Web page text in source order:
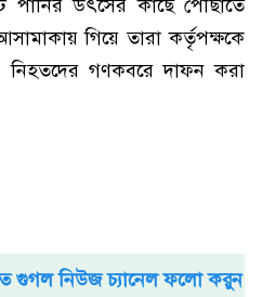
পানির উৎসের কাছে পৌঁছাতে
গিয়ে তারা কর্তৃপক্ষকে
নিহতদের গণকবরে দাফন করা
গুগল নিউজ চ্যানেল ফলো করুন